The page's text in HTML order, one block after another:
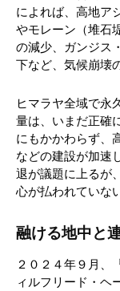
によれば、高地ア
やモレーン（堆石
の減少、ガンジス
下など、気候崩壊
ヒマラヤ全域で永
量は、いまだ正確
にもかかわらず、
などの建設が加速
退が議題に上るが
心が払われていない
融ける地中と
２０２４年９月、
ィルフリード・ヘ